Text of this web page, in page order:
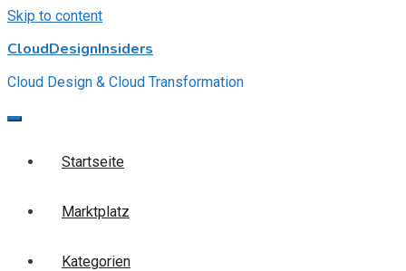
Skip to content
CloudDesignInsiders
Cloud Design & Cloud Transformation
Startseite
Marktplatz
Kategorien